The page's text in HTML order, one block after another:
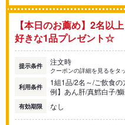
【本日のお薦め】2名以
好きな1品プレゼント☆
提示条件 注文時
クーポンの詳細を見るをタ
利用条件
1組1品/2名～/ご飲食
例】あん肝/真鱈白子/
有効期限 なし